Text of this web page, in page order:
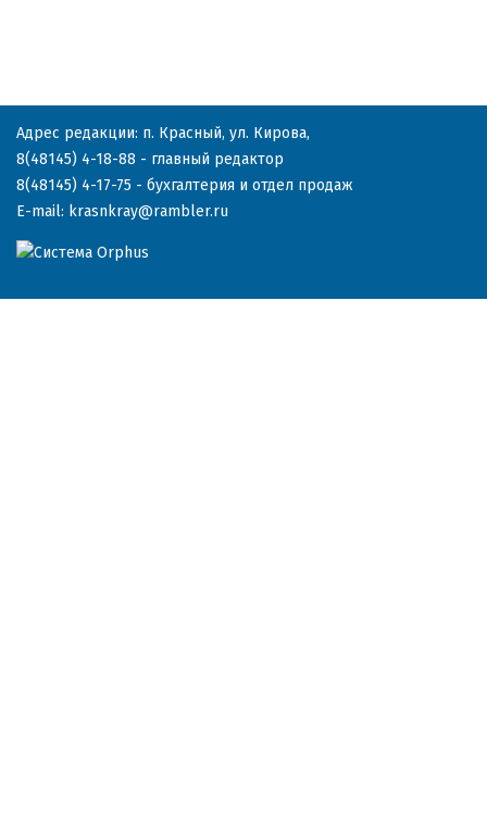
Адрес редакции: п. Красный, ул. Кирова,
8(48145) 4-18-88 - главный редактор
8(48145) 4-17-75 - бухгалтерия и отдел продаж
E-mail: krasnkray@rambler.ru